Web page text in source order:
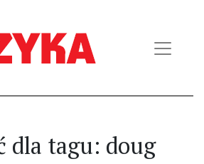
dla tagu: doug